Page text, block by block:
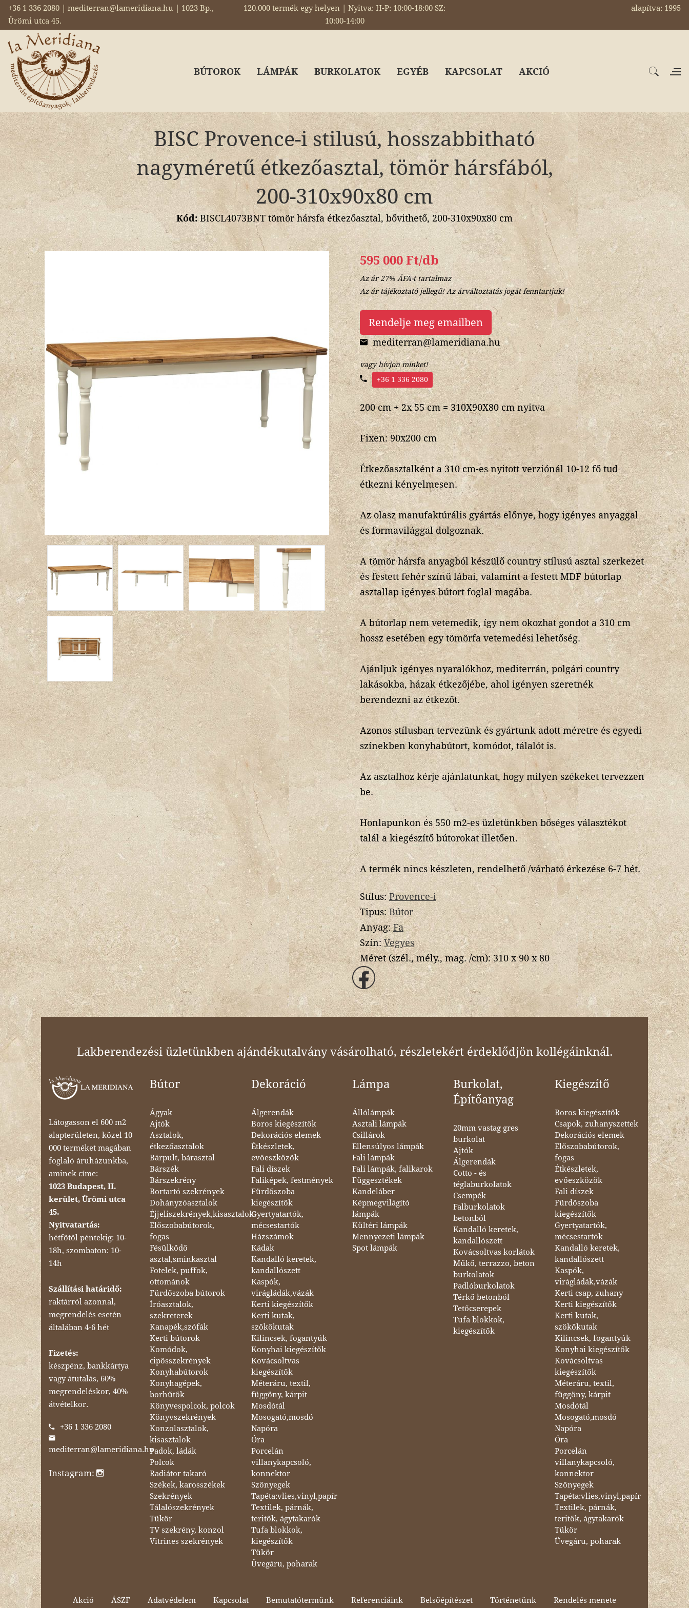
+36 1 336 2080 | mediterran@lameridiana.hu | 1023 Bp.,
Ürömi utca 45.
120.000 termék egy helyen | Nyitva: H-P: 10:00-18:00 SZ:
10:00-14:00
alapítva: 1995
BÚTOROK LÁMPÁK BURKOLATOK EGYÉB KAPCSOLAT AKCIÓ
BISC Provence-i stilusú, hosszabbitható
nagyméretű étkezőasztal, tömör hársfából,
200-310x90x80 cm
Kód:BISCL4073BNT tömör hársfa étkezőasztal, bővithető, 200-310x90x80 cm
595 000 Ft/db
Az ár 27% ÁFA-t tartalmaz
Az ár tájékoztató jellegű! Az árváltoztatás jogát fenntartjuk!
Rendelje meg emailben
mediterran@lameridiana.hu
vagy hívjon minket!
+36 1 336 2080
200 cm + 2x 55 cm = 310X90X80 cm nyitva
Fixen: 90x200 cm
Étkezőasztalként a 310 cm-es nyitott verziónál 10-12 fő tud
étkezni kényelmesen.
Az olasz manufaktúrális gyártás előnye, hogy igényes anyaggal
és formavilággal dolgoznak.
A tömör hársfa anyagból készülő country stílusú asztal szerkezet
és festett fehér színű lábai, valamint a festett MDF bútorlap
asztallap igényes bútort foglal magába.
A bútorlap nem vetemedik, így nem okozhat gondot a 310 cm
hossz esetében egy tömörfa vetemedési lehetőség.
Ajánljuk igényes nyaralókhoz, mediterrán, polgári country
lakásokba, házak étkezőjébe, ahol igényen szeretnék
berendezni az étkezőt.
Azonos stílusban tervezünk és gyártunk adott méretre és egyedi
színekben konyhabútort, komódot, tálalót is.
Az asztalhoz kérje ajánlatunkat, hogy milyen székeket tervezzen
be.
Honlapunkon és 550 m2-es üzletünkben bőséges választékot
talál a kiegészítő bútorokat illetően.
A termék nincs készleten, rendelhető /várható érkezése 6-7 hét.
Stílus:Provence-i
Tipus:Bútor
Anyag:Fa
Szín:Vegyes
Méret (szél., mély., mag. /cm):310 x 90 x 80
Lakberendezési üzletünkben ajándékutalvány vásárolható, részletekért érdeklődjön kollégáinknál.
Látogasson el 600 m2
alapterületen, közel 10
000 terméket magában
foglaló áruházunkba,
aminek címe:
1023 Budapest, II.
kerület, Ürömi utca
45.
Nyitvatartás:
hétfőtől péntekig: 10-
18h, szombaton: 10-
14h
Szállítási határidő:
raktárról azonnal,
megrendelés esetén
általában 4-6 hét
Fizetés:
készpénz, bankkártya
vagy átutalás, 60%
megrendeléskor, 40%
átvételkor.
+36 1 336 2080
mediterran@lameridiana.hu
Instagram:
Bútor
Ágyak
Ajtók
Asztalok,
étkezőasztalok
Bárpult, bárasztal
Bárszék
Bárszekrény
Bortartó szekrények
Dohányzóasztalok
Éjjeliszekrények,kisasztalok
Előszobabútorok,
fogas
Fésülködő
asztal,sminkasztal
Fotelek, puffok,
ottománok
Fürdőszoba bútorok
Íróasztalok,
szekreterek
Kanapék,szófák
Kerti bútorok
Komódok,
cipősszekrények
Konyhabútorok
Konyhagépek,
borhűtők
Könyvespolcok, polcok
Könyvszekrények
Konzolasztalok,
kisasztalok
Padok, ládák
Polcok
Radiátor takaró
Székek, karosszékek
Szekrények
Tálalószekrények
Tükör
TV szekrény, konzol
Vitrines szekrények
Dekoráció
Álgerendák
Boros kiegészítők
Dekorációs elemek
Étkészletek,
evőeszközök
Fali díszek
Faliképek, festmények
Fürdőszoba
kiegészítők
Gyertyatartók,
mécsestartók
Házszámok
Kádak
Kandalló keretek,
kandallószett
Kaspók,
virágládák,vázák
Kerti kiegészítők
Kerti kutak,
szökőkutak
Kilincsek, fogantyúk
Konyhai kiegészítők
Kovácsoltvas
kiegészítők
Méteráru, textil,
függöny, kárpit
Mosdótál
Mosogató,mosdó
Napóra
Óra
Porcelán
villanykapcsoló,
konnektor
Szőnyegek
Tapéta:vlies,vinyl,papír
Textilek, párnák,
teritők, ágytakarók
Tufa blokkok,
kiegészítők
Tükör
Üvegáru, poharak
Lámpa
Állólámpák
Asztali lámpák
Csillárok
Ellensúlyos lámpák
Fali lámpák
Fali lámpák, falikarok
Függesztékek
Kandeláber
Képmegvilágító
lámpák
Kültéri lámpák
Mennyezeti lámpák
Spot lámpák
Burkolat,
Építőanyag
20mm vastag gres
burkolat
Ajtók
Álgerendák
Cotto - és
téglaburkolatok
Csempék
Falburkolatok
betonból
Kandalló keretek,
kandallószett
Kovácsoltvas korlátok
Műkő, terrazzo, beton
burkolatok
Padlóburkolatok
Térkő betonból
Tetőcserepek
Tufa blokkok,
kiegészítők
Kiegészítő
Boros kiegészítők
Csapok, zuhanyszettek
Dekorációs elemek
Előszobabútorok,
fogas
Étkészletek,
evőeszközök
Fali díszek
Fürdőszoba
kiegészítők
Gyertyatartók,
mécsestartók
Kandalló keretek,
kandallószett
Kaspók,
virágládák,vázák
Kerti csap, zuhany
Kerti kiegészítők
Kerti kutak,
szökőkutak
Kilincsek, fogantyúk
Konyhai kiegészítők
Kovácsoltvas
kiegészítők
Méteráru, textil,
függöny, kárpit
Mosdótál
Mosogató,mosdó
Napóra
Óra
Porcelán
villanykapcsoló,
konnektor
Szőnyegek
Tapéta:vlies,vinyl,papír
Textilek, párnák,
teritők, ágytakarók
Tükör
Üvegáru, poharak
Akció ÁSZF Adatvédelem Kapcsolat Bemutatótermünk Referenciáink Belsőépítészet Történetünk Rendelés menete